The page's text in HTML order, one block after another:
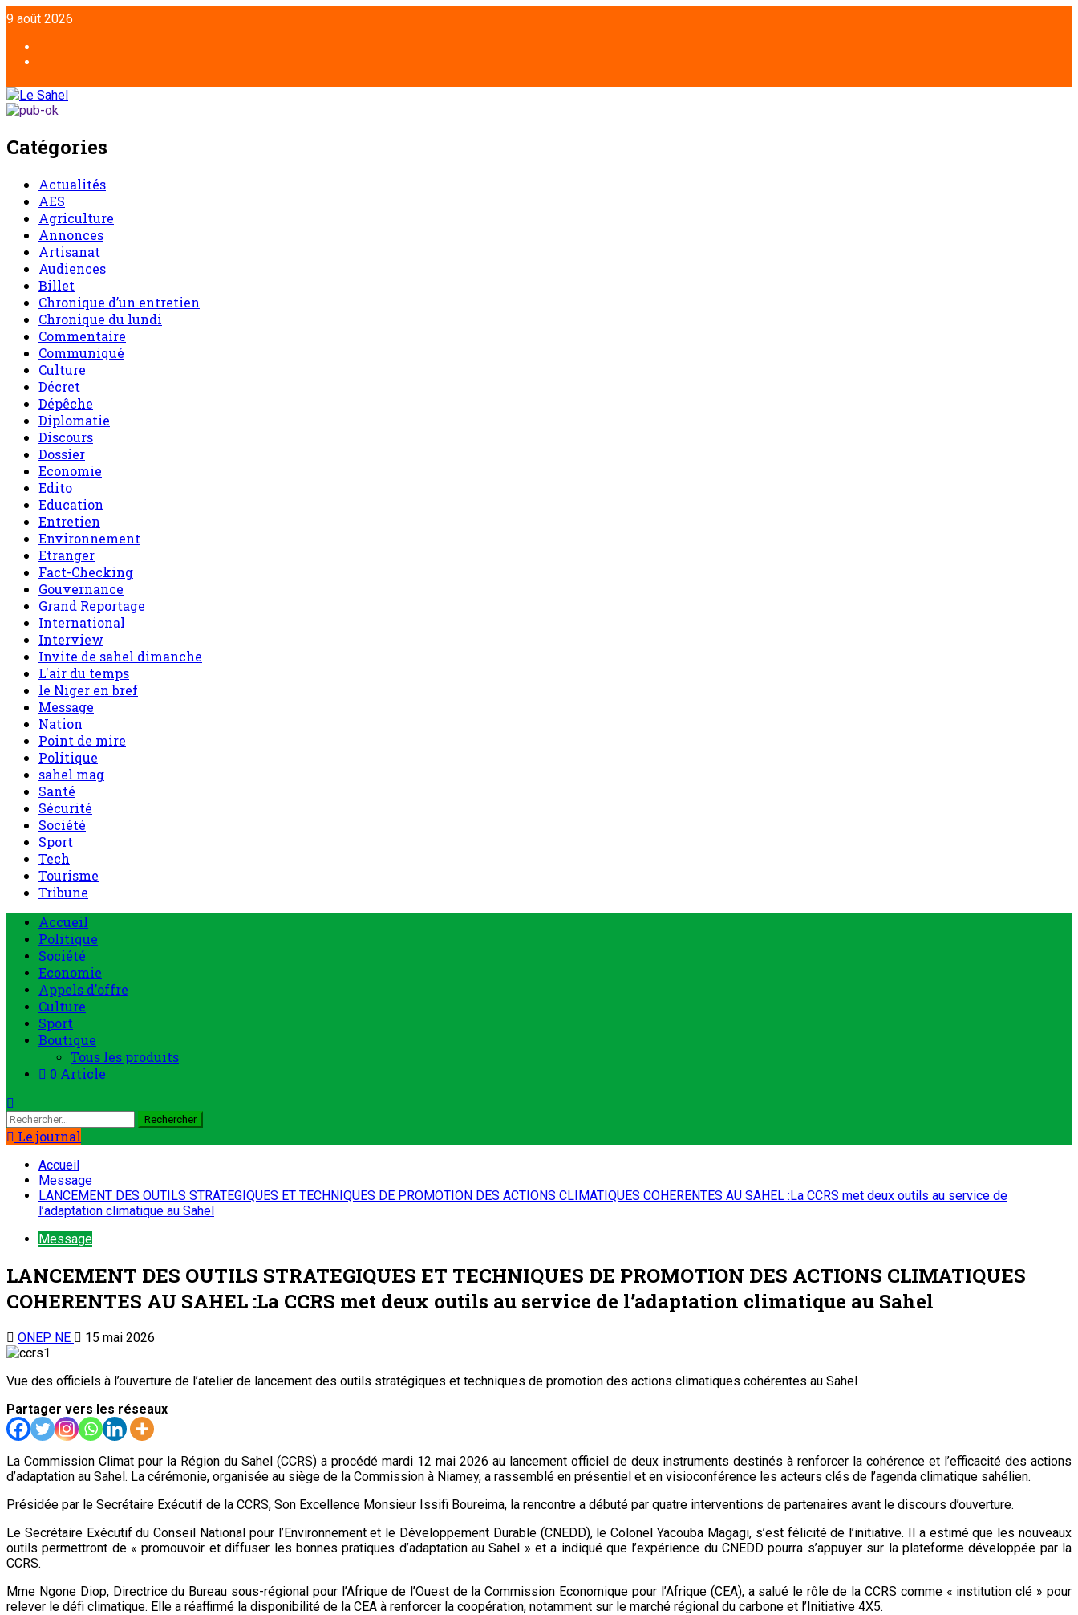
9 août 2026
Catégories
Actualités
AES
Agriculture
Annonces
Artisanat
Audiences
Billet
Chronique d’un entretien
Chronique du lundi
Commentaire
Communiqué
Culture
Décret
Dépêche
Diplomatie
Discours
Dossier
Economie
Edito
Education
Entretien
Environnement
Etranger
Fact-Checking
Gouvernance
Grand Reportage
International
Interview
Invite de sahel dimanche
L'air du temps
le Niger en bref
Message
Nation
Point de mire
Politique
sahel mag
Santé
Sécurité
Société
Sport
Tech
Tourisme
Tribune
Accueil
Politique
Société
Economie
Appels d’offre
Culture
Sport
Boutique
Tous les produits
0 Article
Le journal
Accueil
Message
LANCEMENT DES OUTILS STRATEGIQUES ET TECHNIQUES DE PROMOTION DES ACTIONS CLIMATIQUES COHERENTES AU SAHEL :La CCRS met deux outils au service de
l’adaptation climatique au Sahel
Message
LANCEMENT DES OUTILS STRATEGIQUES ET TECHNIQUES DE PROMOTION DES ACTIONS CLIMATIQUES
COHERENTES AU SAHEL :La CCRS met deux outils au service de l’adaptation climatique au Sahel
ONEP NE 15 mai 2026
Vue des officiels à l’ouverture de l’atelier de lancement des outils stratégiques et techniques de promotion des actions climatiques cohérentes au Sahel
Partager vers les réseaux
La Commission Climat pour la Région du Sahel (CCRS) a procédé mardi 12 mai 2026 au lancement officiel de deux instruments destinés à renforcer la cohérence et l’efficacité des actions
d’adaptation au Sahel. La cérémonie, organisée au siège de la Commission à Niamey, a rassemblé en présentiel et en visioconférence les acteurs clés de l’agenda climatique sahélien.
Présidée par le Secrétaire Exécutif de la CCRS, Son Excellence Monsieur Issifi Boureima, la rencontre a débuté par quatre interventions de partenaires avant le discours d’ouverture.
Le Secrétaire Exécutif du Conseil National pour l’Environnement et le Développement Durable (CNEDD), le Colonel Yacouba Magagi, s’est félicité de l’initiative. Il a estimé que les nouveaux
outils permettront de « promouvoir et diffuser les bonnes pratiques d’adaptation au Sahel » et a indiqué que l’expérience du CNEDD pourra s’appuyer sur la plateforme développée par la
CCRS.
Mme Ngone Diop, Directrice du Bureau sous-régional pour l’Afrique de l’Ouest de la Commission Economique pour l’Afrique (CEA), a salué le rôle de la CCRS comme « institution clé » pour
relever le défi climatique. Elle a réaffirmé la disponibilité de la CEA à renforcer la coopération, notamment sur le marché régional du carbone et l’Initiative 4X5.